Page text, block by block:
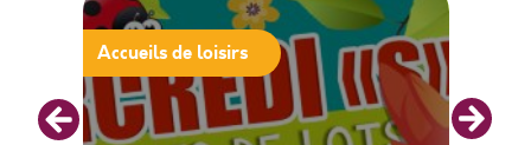
Accueils de loisirs